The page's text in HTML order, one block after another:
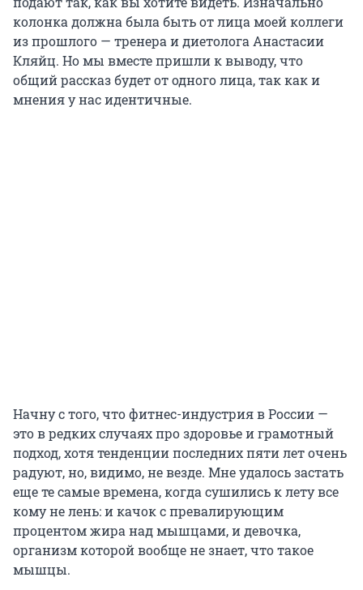
колонка должна была быть от лица моей коллеги
из прошлого — тренера и диетолога Анастасии
Кляйц. Но мы вместе пришли к выводу, что
общий рассказ будет от одного лица, так как и
мнения у нас идентичные.
Начну с того, что фитнес-индустрия в России —
это в редких случаях про здоровье и грамотный
подход, хотя тенденции последних пяти лет очень
радуют, но, видимо, не везде. Мне удалось застать
еще те самые времена, когда сушились к лету все
кому не лень: и качок с превалирующим
процентом жира над мышцами, и девочка,
организм которой вообще не знает, что такое
мышцы.